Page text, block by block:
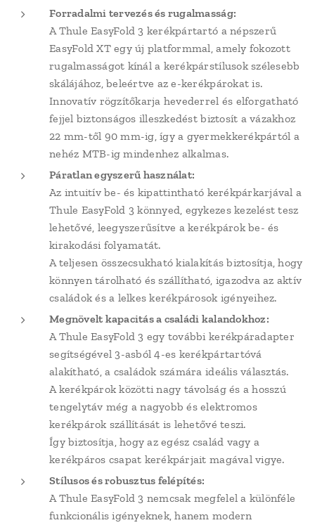
Forradalmi tervezés és rugalmasság:
A Thule EasyFold 3 kerékpártartó a népszerű
EasyFold XT egy új platformmal, amely fokozott
rugalmasságot kínál a kerékpárstílusok szélesebb
skálájához, beleértve az e-kerékpárokat is.
Innovatív rögzítőkarja hevederrel és elforgatható
fejjel biztonságos illeszkedést biztosít a vázakhoz
22 mm-től 90 mm-ig, így a gyermekkerékpártól a
nehéz MTB-ig mindenhez alkalmas.
Páratlan egyszerű használat:
Az intuitív be- és kipattintható kerékpárkarjával a
Thule EasyFold 3 könnyed, egykezes kezelést tesz
lehetővé, leegyszerűsítve a kerékpárok be- és
kirakodási folyamatát.
A teljesen összecsukható kialakítás biztosítja, hogy
könnyen tárolható és szállítható, igazodva az aktív
családok és a lelkes kerékpárosok igényeihez.
Megnövelt kapacitás a családi kalandokhoz:
A Thule EasyFold 3 egy további kerékpáradapter
segítségével 3-asból 4-es kerékpártartóvá
alakítható, a családok számára ideális választás.
A kerékpárok közötti nagy távolság és a hosszú
tengelytáv még a nagyobb és elektromos
kerékpárok szállítását is lehetővé teszi.
Így biztosítja, hogy az egész család vagy a
kerékpáros csapat kerékpárjait magával vigye.
Stílusos és robusztus felépítés:
A Thule EasyFold 3 nemcsak megfelel a különféle
funkcionális igényeknek, hanem modern